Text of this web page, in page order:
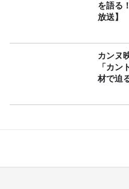
を語る
放送】
カンヌ
「カン
材で迫